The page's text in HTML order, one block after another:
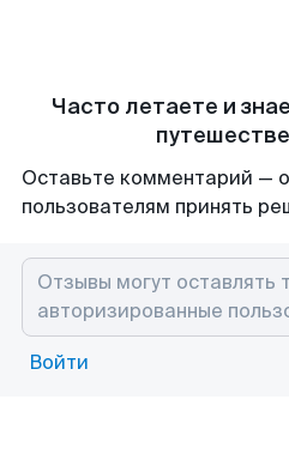
Часто летаете и
Оставьте комментарий —
пользователям принять
Войти